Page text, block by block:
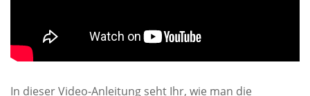
In dieser Video-Anleitung seht Ihr, wie man die